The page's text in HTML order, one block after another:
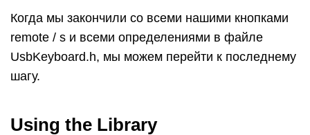
Когда мы закончили со всеми нашими кнопками
remote / s и всеми определениями в файле
UsbKeyboard.h, мы можем перейти к последнему
шагу.
Using the Library